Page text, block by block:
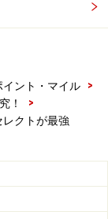
イント・マイル
>
！
>
クトが最強